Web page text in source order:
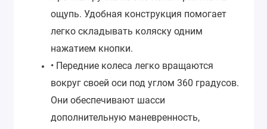
ощупь. Удобная конструкция помогает
легко складывать коляску одним
нажатием кнопки.
• Передние колеса легко вращаются
вокруг своей оси под углом 360 градусов.
Они обеспечивают шасси
дополнительную маневренность,